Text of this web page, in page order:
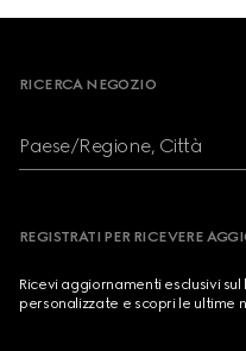
RICERCA NEGOZIO
Paese/Regione, Città
REGISTRATI PER RICEVERE
Ricevi aggiornamenti esclusivi
personalizzate e scopri le ultime